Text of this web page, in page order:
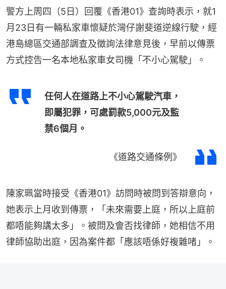
警方上周四（5日）回覆《香港01》查詢時表示，就1
月23日有一輛私家車懷疑於灣仔謝斐道逆線行駛，經
港島總區交通部調查及徵詢法律意見後，早前以傳票
方式控告一名本地私家車女司機「不小心駕駛」。
任何人在道路上不小心駕駛汽車，
即屬犯罪，可處罰款5,000元及監
禁6個月。
《道路交通條例》
陳家珮當時接受《香港01》訪問時被問到答辯意向，
她表示上月收到傳票，「未來需要上庭，所以上庭前
都唔能夠講太多」。被問及會否找律師，她相信不用
律師協助出庭，因為案件都「應該唔係好複雜啫」。